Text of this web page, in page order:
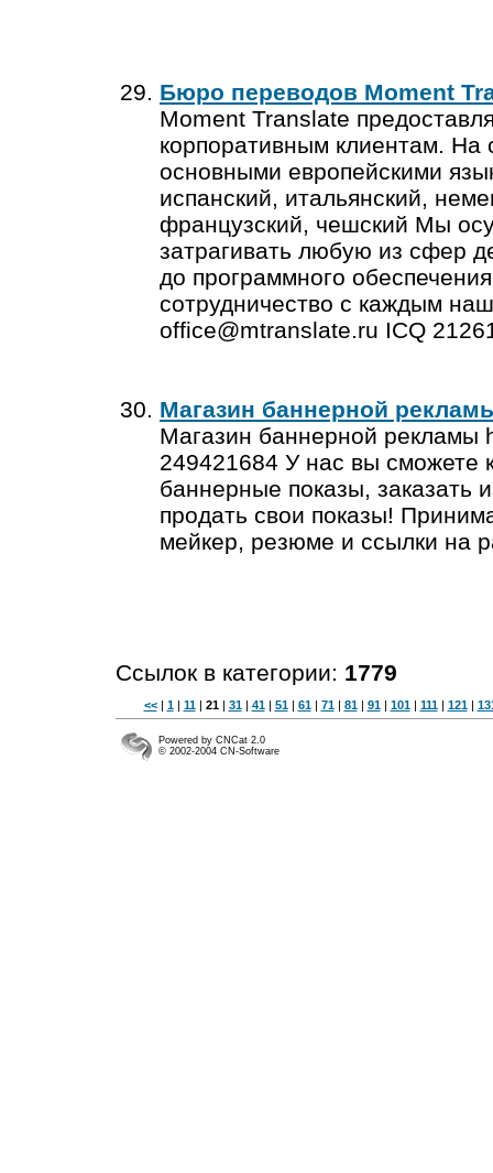
Бюро переводов Moment
Moment Translate
корпоративным клиентам.
основными европейскими
испанский, итальянский,
французский, чешский Мы
затрагивать любую из сфер
до программного
сотрудничество с каждым
office@mtranslate.ru ICQ
Магазин баннерной
Магазин баннерной рекламы
249421684 У нас вы сможете
баннерные показы, заказать
продать свои показы!
мейкер, резюме и ссылки на
Ссылок в категории: 1779
<<| 1| 11| 21| 31| 41| 51| 61| 71| 81| 91| 101| 111| 121|
Powered by CNCat 2.0
© 2002-2004 CN-Software